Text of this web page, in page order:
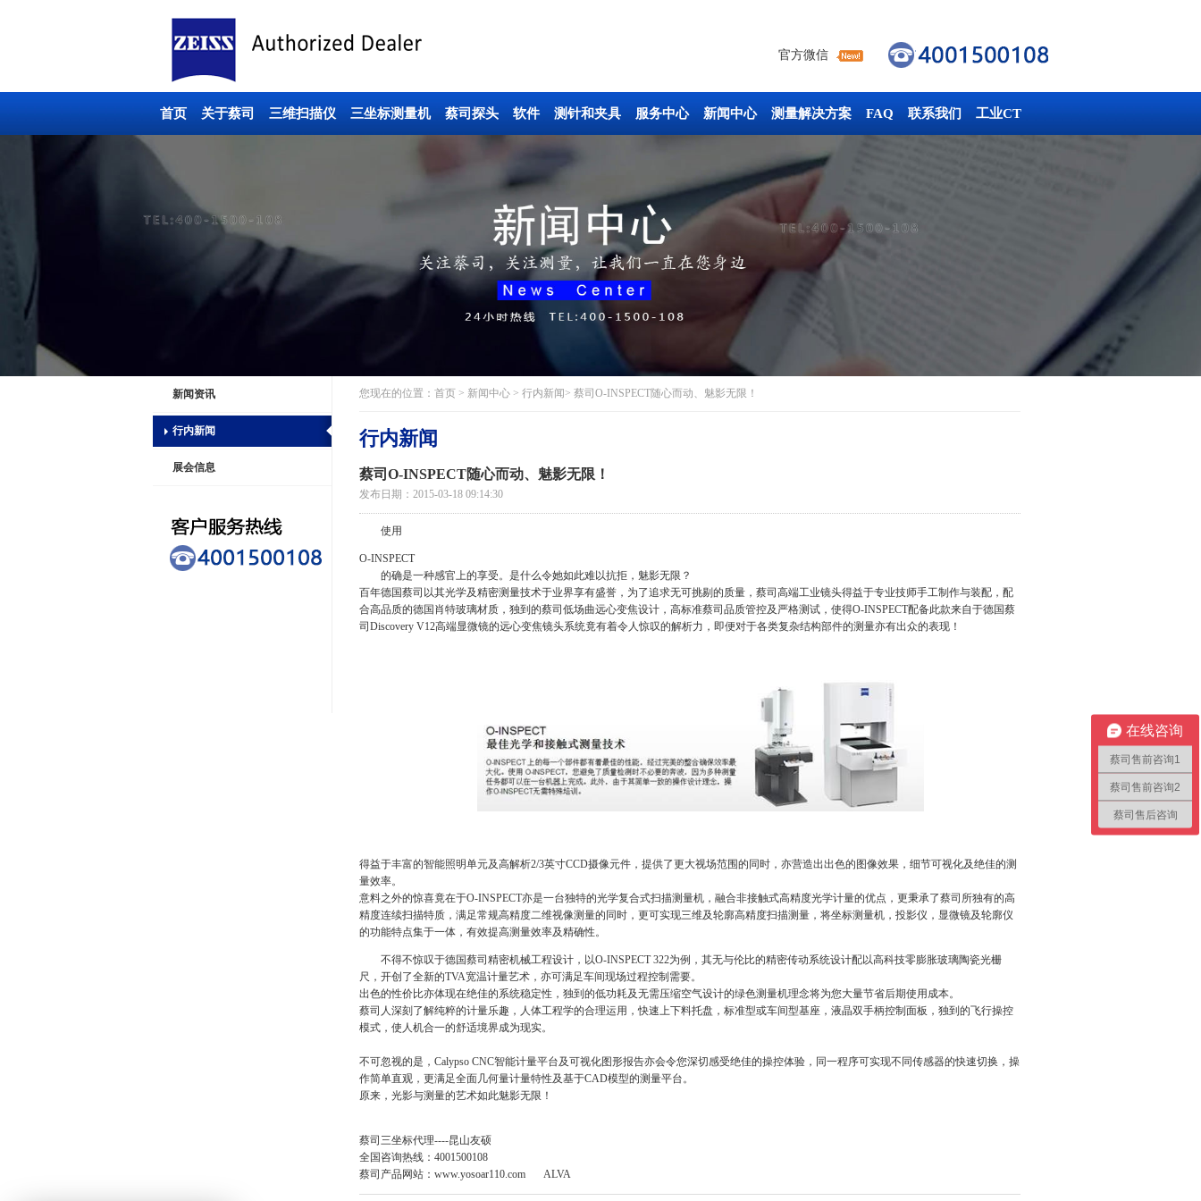
官方微信
首页 关于蔡司 三维扫描仪 三坐标测量机 蔡司探头 软件 测针和夹具 服务中心 新闻中心 测量解决方案 FAQ 联系我们 工业CT
新闻资讯
行内新闻
展会信息
您现在的位置： 首页 > 新闻中心 > 行内新闻> 蔡司O-INSPECT随心而动、魅影无限！
行内新闻
蔡司O-INSPECT随心而动、魅影无限！
发布日期：2015-03-18 09:14:30
使用
O-INSPECT
的确是一种感官上的享受。是什么令她如此难以抗拒，魅影无限？
百年德国蔡司以其光学及精密测量技术于业界享有盛誉，为了追求无可挑剔的质量，蔡司高端工业镜头得益于专业技师手工制作与装配，配
合高品质的德国肖特玻璃材质，独到的蔡司低场曲远心变焦设计，高标准蔡司品质管控及严格测试，使得O-INSPECT配备此款来自于德国蔡
司Discovery V12高端显微镜的远心变焦镜头系统竟有着令人惊叹的解析力，即便对于各类复杂结构部件的测量亦有出众的表现！
得益于丰富的智能照明单元及高解析2/3英寸CCD摄像元件，提供了更大视场范围的同时，亦营造出出色的图像效果，细节可视化及绝佳的测
量效率。
意料之外的惊喜竟在于O-INSPECT亦是一台独特的光学复合式扫描测量机，融合非接触式高精度光学计量的优点，更秉承了蔡司所独有的高
精度连续扫描特质，满足常规高精度二维视像测量的同时，更可实现三维及轮廓高精度扫描测量，将坐标测量机，投影仪，显微镜及轮廓仪
的功能特点集于一体，有效提高测量效率及精确性。
不得不惊叹于德国蔡司精密机械工程设计，以O-INSPECT 322为例，其无与伦比的精密传动系统设计配以高科技零膨胀玻璃陶瓷光栅
尺，开创了全新的TVA宽温计量艺术，亦可满足车间现场过程控制需要。
出色的性价比亦体现在绝佳的系统稳定性，独到的低功耗及无需压缩空气设计的绿色测量机理念将为您大量节省后期使用成本。
蔡司人深刻了解纯粹的计量乐趣，人体工程学的合理运用，快速上下料托盘，标准型或车间型基座，液晶双手柄控制面板，独到的飞行操控
模式，使人机合一的舒适境界成为现实。
不可忽视的是，Calypso CNC智能计量平台及可视化图形报告亦会令您深切感受绝佳的操控体验，同一程序可实现不同传感器的快速切换，操
作简单直观，更满足全面几何量计量特性及基于CAD模型的测量平台。
原来，光影与测量的艺术如此魅影无限！
蔡司三坐标代理----昆山友硕
全国咨询热线：4001500108
蔡司产品网站： www.yosoar110.com ALVA
在线咨询
蔡司售前咨询1
蔡司售前咨询2
蔡司售后咨询